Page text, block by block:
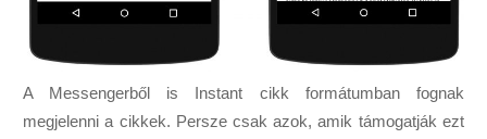
A Messengerből is Instant cikk formátumban fognak
megjelenni a cikkek. Persze csak azok, amik támogatják ezt